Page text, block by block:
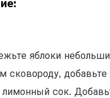
яблоки
сковороду, добавьте
лимонный сок.